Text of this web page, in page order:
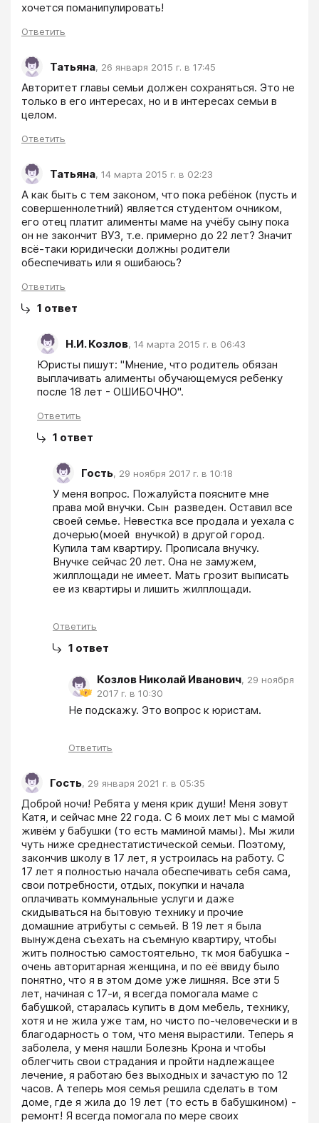
хочется поманипулировать!
Ответить
Татьяна, 26 января 2015 г. в 17:45
Авторитет главы семьи должен сохраняться. Это не
только в его интересах, но и в интересах семьи в
целом.
Ответить
Татьяна, 14 марта 2015 г. в 02:23
А как быть с тем законом, что пока ребёнок (пусть и
совершеннолетний) является студентом очником,
его отец платит алименты маме на учёбу сыну пока
он не закончит ВУЗ, т.е. примерно до 22 лет? Значит
всё-таки юридически должны родители
обеспечивать или я ошибаюсь?
Ответить
1 ответ
Н.И. Козлов, 14 марта 2015 г. в 06:43
Юристы пишут: "Мнение, что родитель обязан
выплачивать алименты обучающемуся ребенку
после 18 лет - ОШИБОЧНО".
Ответить
1 ответ
Гость, 29 ноября 2017 г. в 10:18
У меня вопрос. Пожалуйста поясните мне
права мой внучки. Сын  разведен. Оставил все
своей семье. Невестка все продала и уехала с
дочерью(моей  внучкой) в другой город.
Купила там квартиру. Прописала внучку.
Внучке сейчас 20 лет. Она не замужем,
жилплощади не имеет. Мать грозит выписать
ее из квартиры и лишить жилплощади.
Ответить
1 ответ
Козлов Николай Иванович, 29 ноября
2017 г. в 10:30
Не подскажу. Это вопрос к юристам.
Ответить
Гость, 29 января 2021 г. в 05:35
Доброй ночи! Ребята у меня крик души! Меня зовут
Катя, и сейчас мне 22 года. С 6 моих лет мы с мамой
живём у бабушки (то есть маминой мамы). Мы жили
чуть ниже среднестатистической семьи. Поэтому,
закончив школу в 17 лет, я устроилась на работу. С
17 лет я полностью начала обеспечивать себя сама,
свои потребности, отдых, покупки и начала
оплачивать коммунальные услуги и даже
скидываться на бытовую технику и прочие
домашние атрибуты с семьей. В 19 лет я была
вынуждена съехать на съемную квартиру, чтобы
жить полностью самостоятельно, тк моя бабушка -
очень авторитарная женщина, и по её ввиду было
понятно, что я в этом доме уже лишняя. Все эти 5
лет, начиная с 17-и, я всегда помогала маме с
бабушкой, старалась купить в дом мебель, технику,
хотя и не жила уже там, но чисто по-человечески и в
благодарность о том, что меня вырастили. Теперь я
заболела, у меня нашли Болезнь Крона и чтобы
облегчить свои страдания и пройти надлежащее
лечение, я работаю без выходных и зачастую по 12
часов. А теперь моя семья решила сделать в том
доме, где я жила до 19 лет (то есть в бабушкином) -
ремонт! Я всегда помогала по мере своих